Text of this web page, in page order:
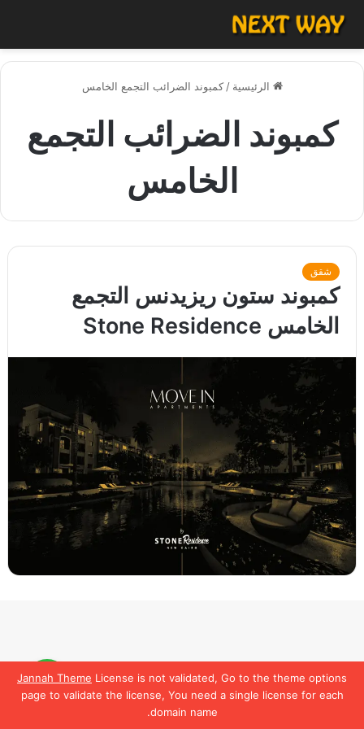
Jannah Theme License is not validated, Go to the theme options
page to validate the license, You need a single license for each
domain name.
الرئيسية / كمبوند الضرائب التجمع الخامس
كمبوند الضرائب التجمع
الخامس
شقق
كمبوند ستون ريزيدنس التجمع
الخامس Stone Residence
لمعرفة تفاصيل أكترتواصل
معنا